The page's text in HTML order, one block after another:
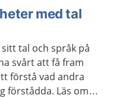
med tal
tal och språk på
svårt att få fram
förstå vad andra
förstådda. Läs om